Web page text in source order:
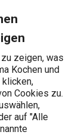
zeigen, was
Kochen und
klicken,
Cookies zu.
auf "Alle